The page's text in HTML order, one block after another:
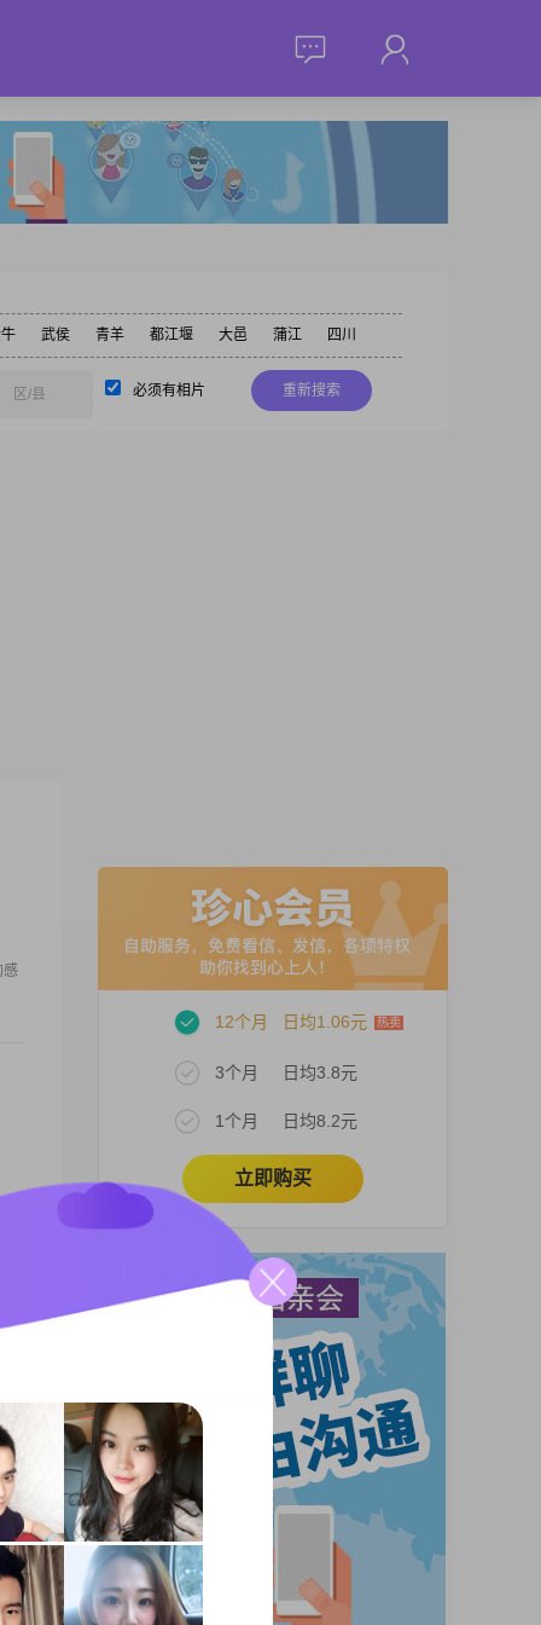
武侯 青羊 都江堰 大邑 蒲江 四川
区/县 必须有相片 重新搜索
感
12个月 日均1.06元
3个月 日均3.8元
1个月 日均8.2元
立即购买